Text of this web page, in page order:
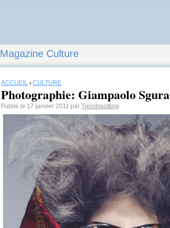
Magazine Culture
ACCUEIL › CULTURE
Photographie: Giampaolo Sgura
Publié le 17 janvier 2011 par Trendspotting